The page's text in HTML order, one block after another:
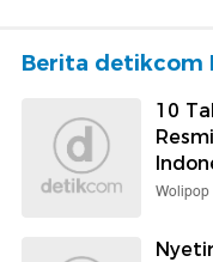
Berita detikcom
10
Wolipop